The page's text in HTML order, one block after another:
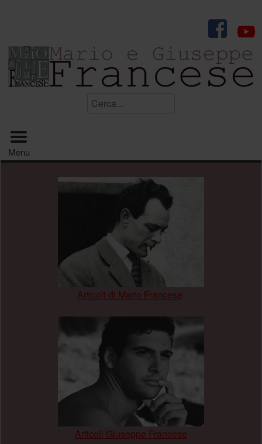
Menu principale
Menu
Articoli di Mario Francese
Articoli Giuseppe Francese